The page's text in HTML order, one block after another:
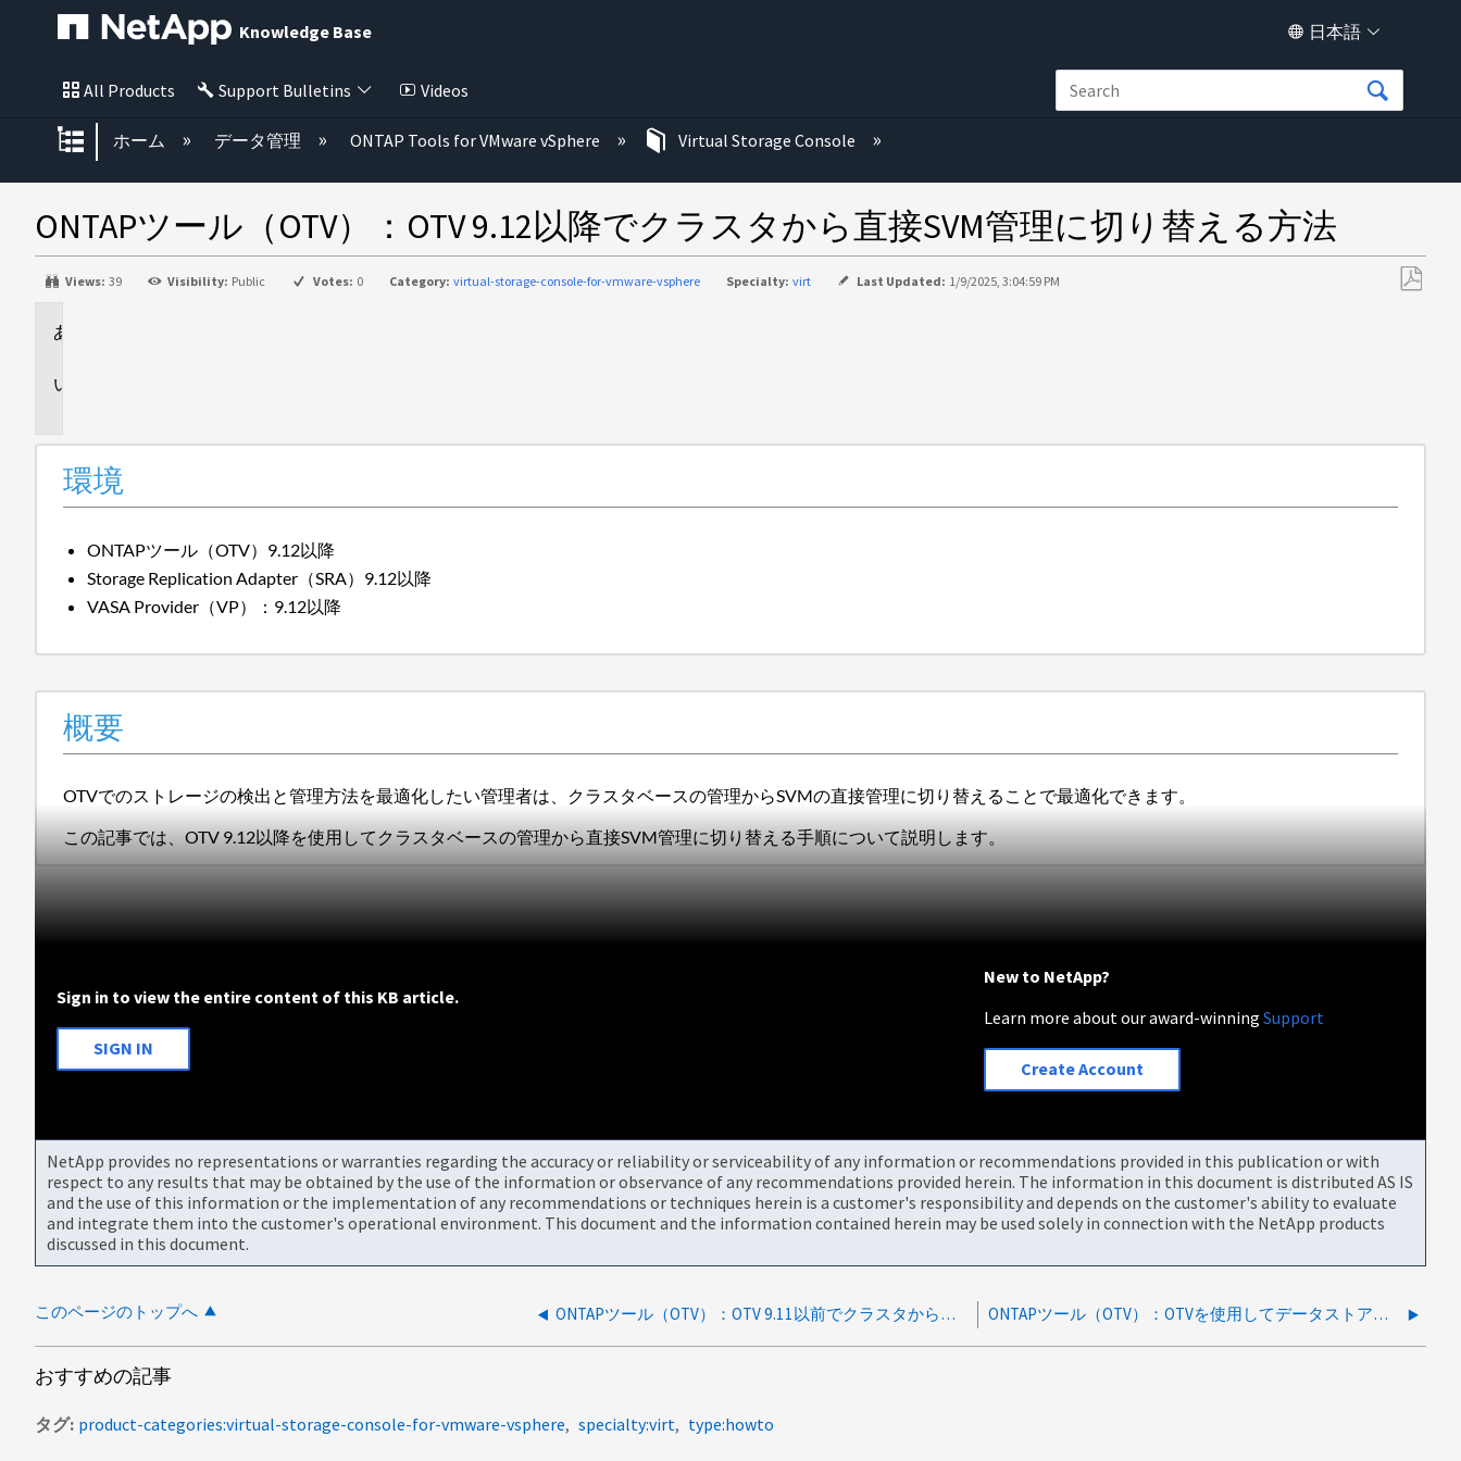
Knowledge Base 日本語
All Products Support Bulletins Videos
グローバル階層を展開/折りたたむ
ホーム データ管理 ONTAP Tools for VMware vSphere Virtual Storage Console
ONTAPツール（OTV）：OTV 9.12以降でクラスタから直接SVM管理に切り替える方法
Views: 39 Visibility: Public Votes: 0 Category: virtual-storage-console-for-vmware-vsphere Specialty: virt Last Updated: 1/9/2025, 3:04:59 PM
環境
ONTAPツール（OTV）9.12以降
Storage Replication Adapter（SRA）9.12以降
VASA Provider（VP）：9.12以降
概要
OTVでのストレージの検出と管理方法を最適化したい管理者は、クラスタベースの管理からSVMの直接管理に切り替えることで最適化できます。
この記事では、OTV 9.12以降を使用してクラスタベースの管理から直接SVM管理に切り替える手順について説明します。
Sign in to view the entire content of this KB article.
SIGN IN
New to NetApp?
Learn more about our award-winningSupport
Create Account
NetApp provides no representations or warranties regarding the accuracy or reliability or serviceability of any information or recommendations provided in this publication or with
respect to any results that may be obtained by the use of the information or observance of any recommendations provided herein. The information in this document is distributed AS IS
and the use of this information or the implementation of any recommendations or techniques herein is a customer's responsibility and depends on the customer's ability to evaluate
and integrate them into the customer's operational environment. This document and the information contained herein may be used solely in connection with the NetApp products
discussed in this document.
このページのトップへ ONTAPツール（OTV）：OTV 9.11以前でクラスタから直接SVM管理に切り替える方法 ONTAPツール（OTV）：OTVを使用してデータストアを作成するときに間接データパスエラーが発生する
おすすめの記事
タグ product-categories:virtual-storage-console-for-vmware-vsphere specialty:virt type:howto